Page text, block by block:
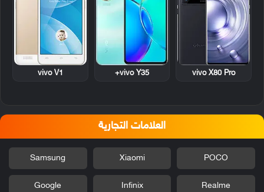
vivo X80 Pro
vivo Y35+
vivo V1
العلامات التجارية
POCO
Xiaomi
Samsung
Realme
Infinix
Google